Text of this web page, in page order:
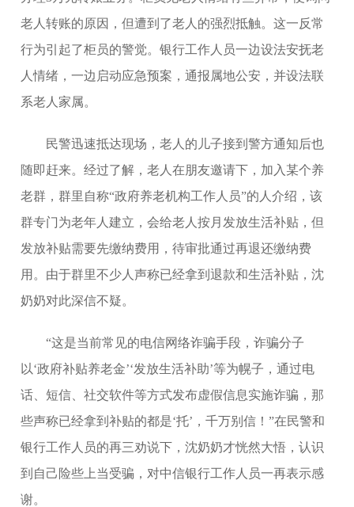
老人转账的原因，但遭到了老人的强烈抵触。这一反常
行为引起了柜员的警觉。银行工作人员一边设法安抚老
人情绪，一边启动应急预案，通报属地公安，并设法联
系老人家属。
民警迅速抵达现场，老人的儿子接到警方通知后也
随即赶来。经过了解，老人在朋友邀请下，加入某个养
老群，群里自称“政府养老机构工作人员”的人介绍，该
群专门为老年人建立，会给老人按月发放生活补贴，但
发放补贴需要先缴纳费用，待审批通过再退还缴纳费
用。由于群里不少人声称已经拿到退款和生活补贴，沈
奶奶对此深信不疑。
“这是当前常见的电信网络诈骗手段，诈骗分子
以‘政府补贴养老金’‘发放生活补助’等为幌子，通过电
话、短信、社交软件等方式发布虚假信息实施诈骗，那
些声称已经拿到补贴的都是‘托’，千万别信！”在民警和
银行工作人员的再三劝说下，沈奶奶才恍然大悟，认识
到自己险些上当受骗，对中信银行工作人员一再表示感
谢。